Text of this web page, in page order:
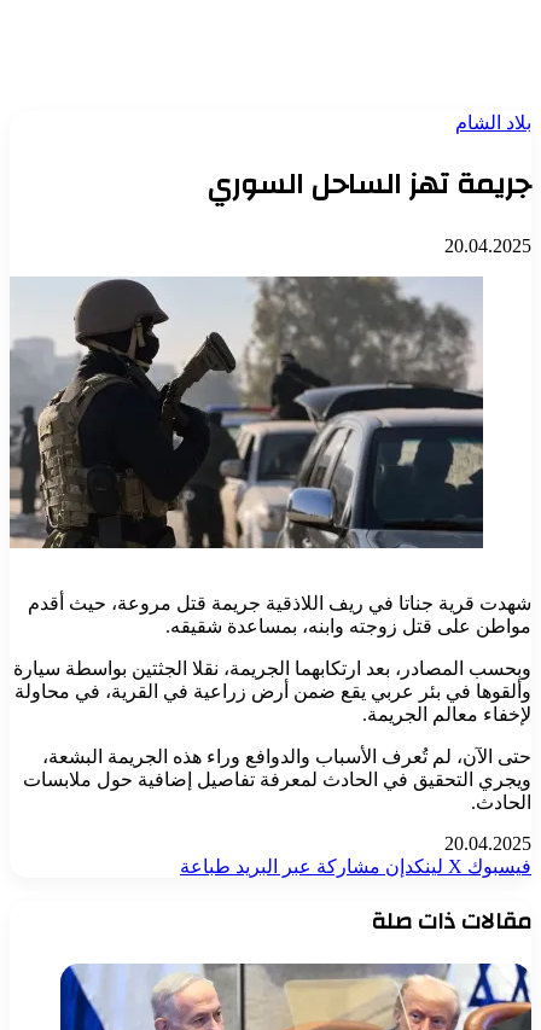
بلاد الشام
جريمة تهز الساحل السوري
20.04.2025
شهدت قرية جناتا في ريف اللاذقية جريمة قتل مروعة، حيث أقدم
مواطن على قتل زوجته وابنه، بمساعدة شقيقه.
وبحسب المصادر، بعد ارتكابهما الجريمة، نقلا الجثتين بواسطة سيارة
وألقوها في بئر عربي يقع ضمن أرض زراعية في القرية، في محاولة
لإخفاء معالم الجريمة.
حتى الآن، لم تُعرف الأسباب والدوافع وراء هذه الجريمة البشعة،
ويجري التحقيق في الحادث لمعرفة تفاصيل إضافية حول ملابسات
الحادث.
20.04.2025
فيسبوك ‫X لينكدإن مشاركة عبر البريد طباعة
مقالات ذات صلة